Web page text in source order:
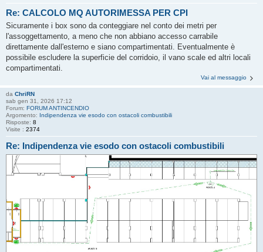
Re: CALCOLO MQ AUTORIMESSA PER CPI
Sicuramente i box sono da conteggiare nel conto dei metri per
l'assoggettamento, a meno che non abbiano accesso carrabile
direttamente dall'esterno e siano compartimentati. Eventualmente è
possibile escludere la superficie del corridoio, il vano scale ed altri locali
compartimentati.
Vai al messaggio
da ChriRN
sab gen 31, 2026 17:12
Forum: FORUM ANTINCENDIO
Argomento: Indipendenza vie esodo con ostacoli combustibili
Risposte: 8
Visite : 2374
Re: Indipendenza vie esodo con ostacoli combustibili